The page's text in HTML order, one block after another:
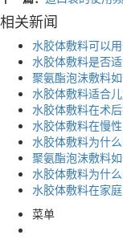
相关新闻
水胶体敷料可以
水胶体敷料是否
聚氨酯泡沫敷料
水胶体敷料适合
水胶体敷料在术
水胶体敷料在慢
水胶体敷料为什
聚氨酯泡沫敷料
水胶体敷料为什
水胶体敷料在家
菜单